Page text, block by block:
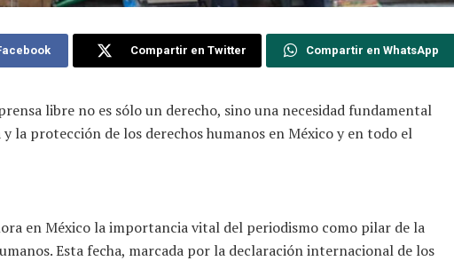
Compartir en Twitter Compartir en WhatsApp
libre no es sólo un derecho, sino una necesidad fundamental
la protección de los derechos humanos en México y en todo el
en México la importancia vital del periodismo como pilar de la
Esta fecha, marcada por la declaración internacional de los